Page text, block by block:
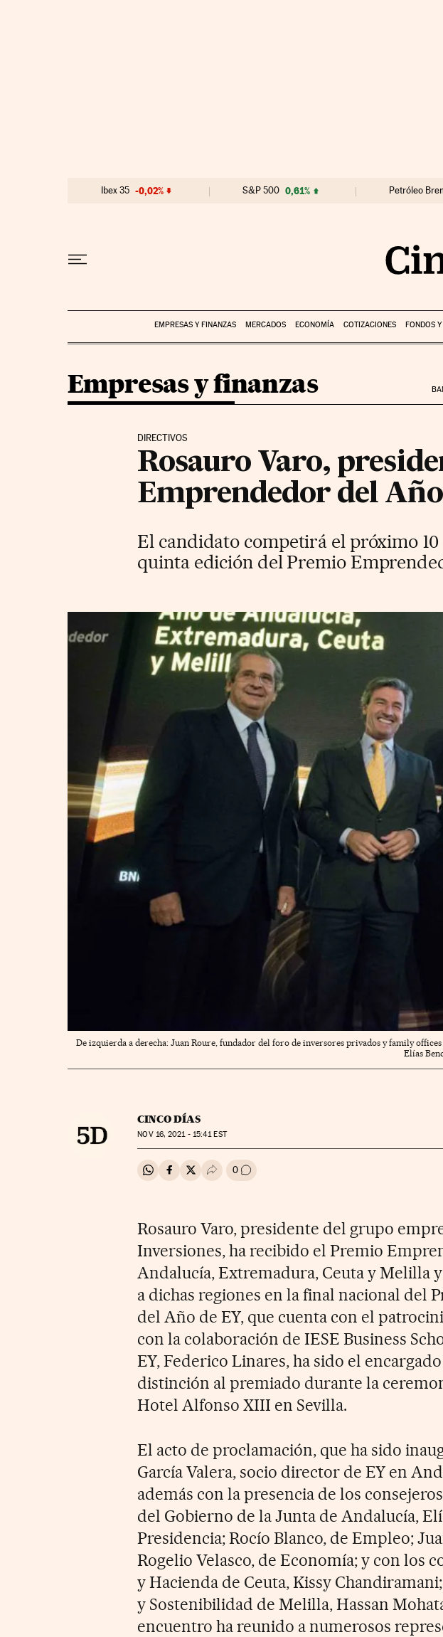
Ibex 35 -0,02% S&P 500 0,61% Petróleo
EMPRESAS Y FINANZAS MERCADOS ECONOMÍA COTIZACIONES FONDOS
Empresas y finanzas
DIRECTIVOS
Rosauro Varo,
Emprendedor del
El candidato competirá el próximo
quinta edición del Premio
De izquierda a derecha: Juan Roure, fundador del foro de inversores privados y family
Elías
CINCO DÍAS
NOV16, 2021 - 15:41 EST
Compartir en Whatsapp
Compartir en Facebook
Compartir en Twitter
Desplegar Redes Sociales
0 Ir a los comentarios
Rosauro Varo, presidente del grupo
Inversiones, ha recibido el Premio
Andalucía, Extremadura, Ceuta y Melilla
a dichas regiones en la final nacional del
del Año de EY, que cuenta con el
con la colaboración de IESE Business
EY, Federico Linares, ha sido el
distinción al premiado durante la
Hotel Alfonso XIII en Sevilla.
El acto de proclamación, que ha sido
García Valera, socio director de EY en
además con la presencia de los
del Gobierno de la Junta de Andalucía,
Presidencia; Rocío Blanco, de Empleo;
Rogelio Velasco, de Economía; y con los
y Hacienda de Ceuta, Kissy
y Sostenibilidad de Melilla, Hassan
encuentro ha reunido a numerosos